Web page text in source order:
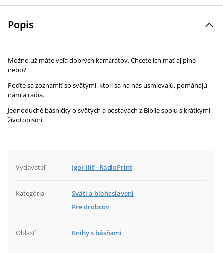
Popis
Možno už máte veľa dobrých kamarátov. Chcete ich mať aj plné
nebo?
Poďte sa zoznámiť so svätými, ktorí sa na nás usmievajú, pomáhajú
nám a radia.
Jednoduché básničky o svätých a postavách z Biblie spolu s krátkymi
životopismi.
Vydavateľ Igor Iliť - RádioPrint
Kategória
Svätí a blahoslavení
Pre drobcov
Oblasť Knihy s básňami